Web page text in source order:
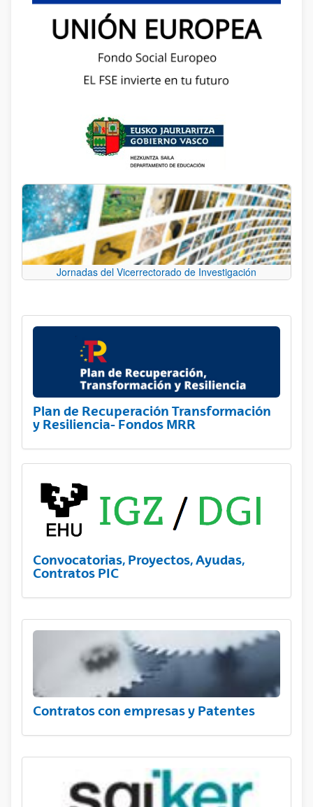
Jornadas del Vicerrectorado de Investigación
Plan de Recuperación Transformación
y Resiliencia- Fondos MRR
Convocatorias, Proyectos, Ayudas,
Contratos PIC
Contratos con empresas y Patentes